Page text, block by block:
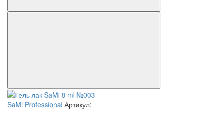
SaMi Professional Артикул: